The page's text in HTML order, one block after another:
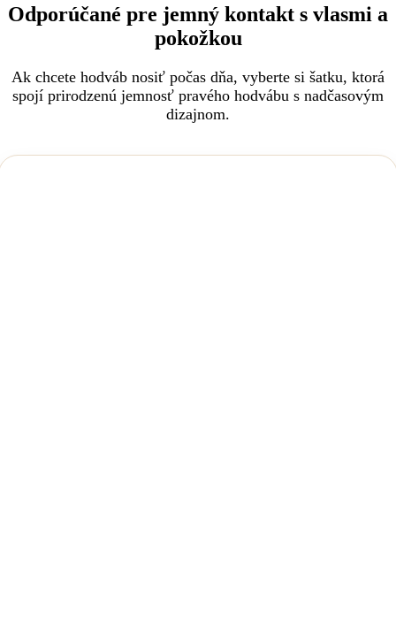
Odporúčané pre jemný kontakt s vlasmi a
pokožkou
Ak chcete hodváb nosiť počas dňa, vyberte si šatku, ktorá
spojí prirodzenú jemnosť pravého hodvábu s nadčasovým
dizajnom.